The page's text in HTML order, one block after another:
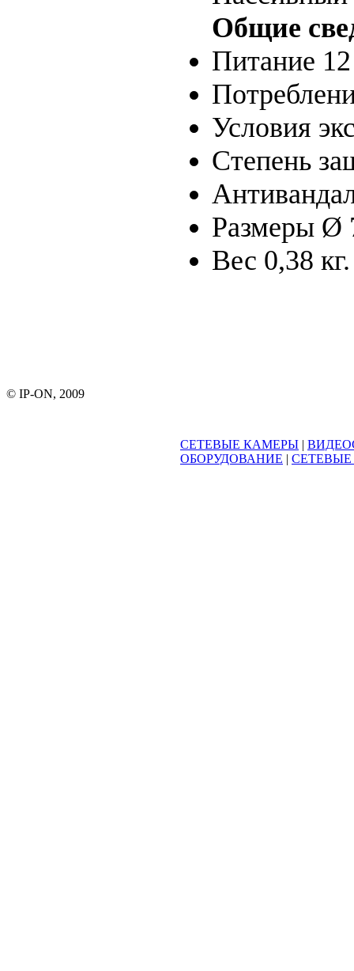
Общие
Питание
Условия
Степень
Размеры Ø
Вес 0,38 кг.
© IP-ON, 2009
СЕТЕВЫЕ КАМЕРЫ |
ОБОРУДОВАНИЕ |